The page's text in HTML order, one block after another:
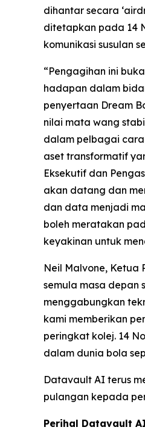
dihantar secara
ditetapkan pada 14
komunikasi susulan
“Pengagihan ini
hadapan dalam
penyertaan Dream
nilai mata wang
dalam pelbagai
aset transformatif
Eksekutif dan
akan datang dan
dan data menjadi
boleh meratakan
keyakinan untuk
Neil Malvone, Ketua
semula masa depan
menggabungkan
kami memberikan
peringkat kolej. 14
dalam dunia bola
Datavault AI terus
pulangan kepada
Perihal Datavault